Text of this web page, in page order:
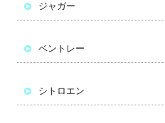
ジャガー
ベントレー
シトロエン